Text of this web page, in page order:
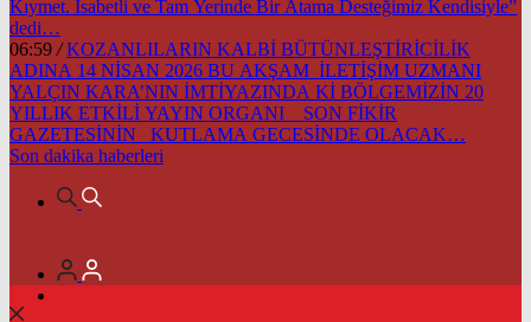
Kıymet. İsabetli ve Tam Yerinde Bir Atama Desteğimiz Kendisiyle”
dedi…
06:59 / KOZANLILARIN KALBİ BÜTÜNLEŞTİRİCİLİK
ADINA 14 NİSAN 2026 BU AKŞAM İLETİŞİM UZMANI
YALÇIN KARA’NIN İMTİYAZINDA Kİ BÖLGEMİZİN 20
YILLIK ETKİLİ YAYIN ORGANI SON FİKİR
GAZETESİNİN KUTLAMA GECESİNDE OLACAK…
Son dakika haberleri